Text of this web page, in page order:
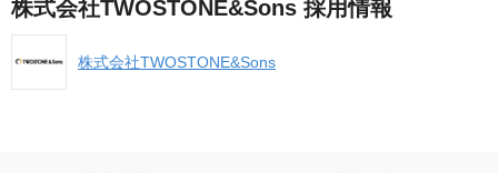
株式会社TWOSTONE&Sons 採用情報
株式会社TWOSTONE&Sons